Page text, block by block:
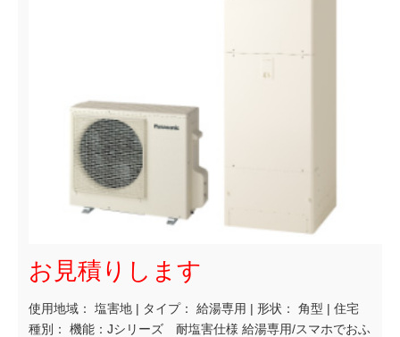
お見積りします
使用地域： 塩害地 | タイプ： 給湯専用 | 形状： 角型 | 住宅
種別： 機能：Jシリーズ 耐塩害仕様 給湯専用/スマホでおふ